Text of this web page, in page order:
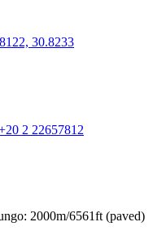
30.8233
2 22657812
2000m/6561ft (paved)